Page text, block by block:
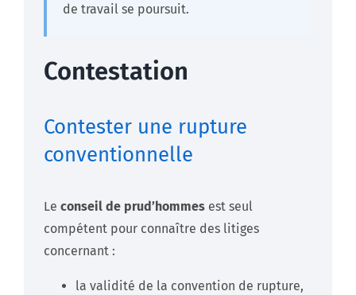
de travail se poursuit.
Contestation
Contester une rupture
conventionnelle
Le conseil de prud’hommes est seul
compétent pour connaître des litiges
concernant :
la validité de la convention de rupture,